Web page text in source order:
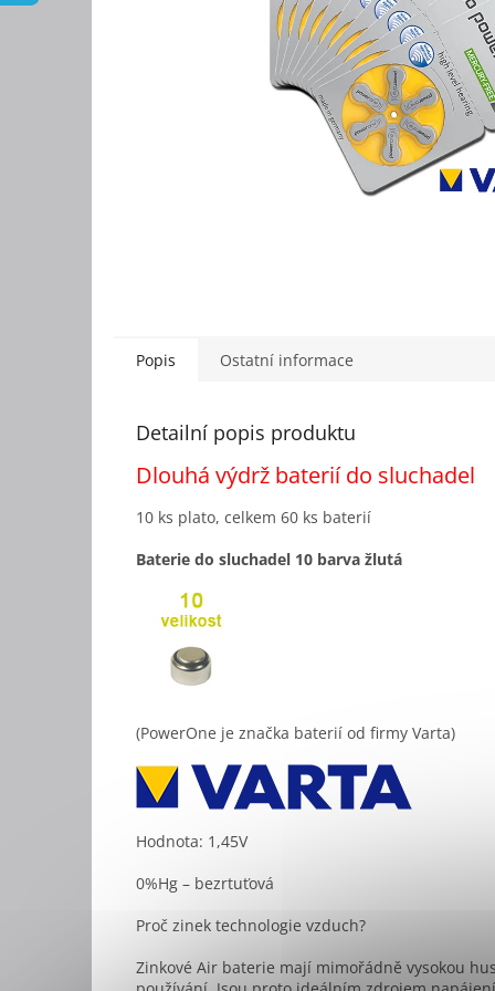
Popis Ostatní informace
Detailní popis produktu
Dlouhá výdrž baterií do sluchadel
10 ks plato, celkem 60 ks baterií
Baterie do sluchadel 10 barva žlutá
(PowerOne je značka baterií od firmy Varta)
Hodnota: 1,45V
0%Hg – bezrtuťová
Proč zinek technologie vzduch?
Zinkové Air baterie mají mimořádně vysokou